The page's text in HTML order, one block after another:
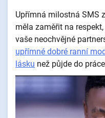
Upřímná milostná SMS
měla zaměřit na
vaše neochvějné
upřímné dobré ranní
lásku než půjde do